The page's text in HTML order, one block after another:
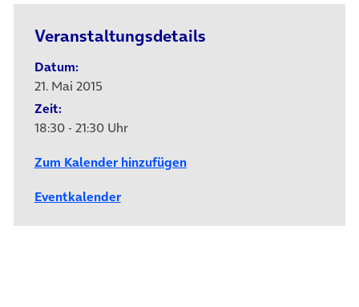
Veranstaltungsdetails
Datum:
21. Mai 2015
Zeit:
18:30 - 21:30 Uhr
Zum Kalender hinzufügen
Eventkalender